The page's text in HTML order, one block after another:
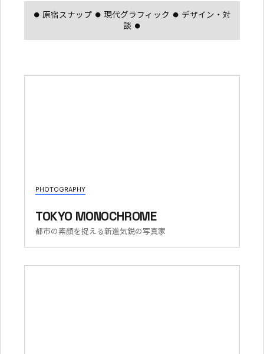
⏺ 原宿スナップ ⏺ 現代グラフィック ⏺ デザイン・対
談 ⏺
PHOTOGRAPHY
TOKYO MONOCHROME
都市の素顔を捉える新進気鋭の写真家